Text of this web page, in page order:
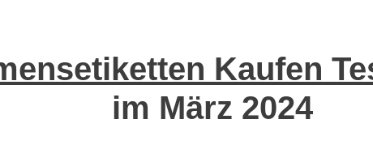
Kaufen
im März 2024